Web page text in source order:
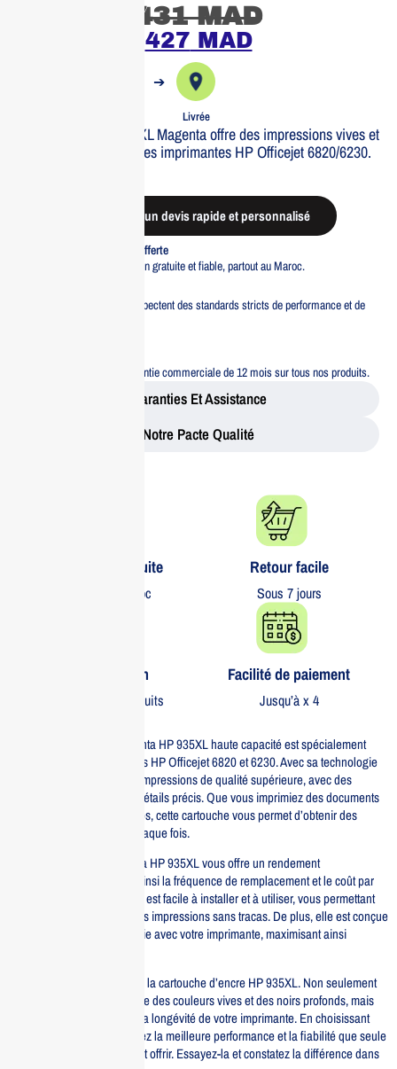
431MAD
427 MAD
➔
Livrée
La cartouche HP 935XL Magenta offre des impressions vives et
durables. Idéale pour les imprimantes HP Officejet 6820/6230.
Demander un devis rapide et personnalisé
Livraison standard offerte
Profitez d’une livraison gratuite et fiable, partout au Maroc.
Tous nos produits respectent des standards stricts de performance et de
Bénéficiez d’une garantie commerciale de 12 mois sur tous nos produits.
Garanties Et Assistance
Notre Pacte Qualité
Livraison gratuite​
partout au Maroc
Retour facile​
Sous 7 jours
Garantie 1 an
Sur tous nos produits
Facilité de paiement
Jusqu’à x 4
La cartouche d’encre magenta HP 935XL haute capacité est spécialement
conçue pour les imprimantes HP Officejet 6820 et 6230. Avec sa technologie
de pointe, elle garantit des impressions de qualité supérieure, avec des
couleurs éclatantes et des détails précis. Que vous imprimiez des documents
professionnels ou des photos, cette cartouche vous permet d’obtenir des
résultats exceptionnels à chaque fois.
Avec une capacité élevée, la HP 935XL vous offre un rendement
impressionnant, réduisant ainsi la fréquence de remplacement et le coût par
impression. Cette cartouche est facile à installer et à utiliser, vous permettant
de reprendre rapidement vos impressions sans tracas. De plus, elle est conçue
pour fonctionner en harmonie avec votre imprimante, maximisant ainsi
Optez pour l’originalité avec la cartouche d’encre HP 935XL. Non seulement
elle est conçue pour produire des couleurs vives et des noirs profonds, mais
elle contribue également à la longévité de votre imprimante. En choisissant
cette cartouche, vous assurez la meilleure performance et la fiabilité que seule
une marque comme HP peut offrir. Essayez-la et constatez la différence dans